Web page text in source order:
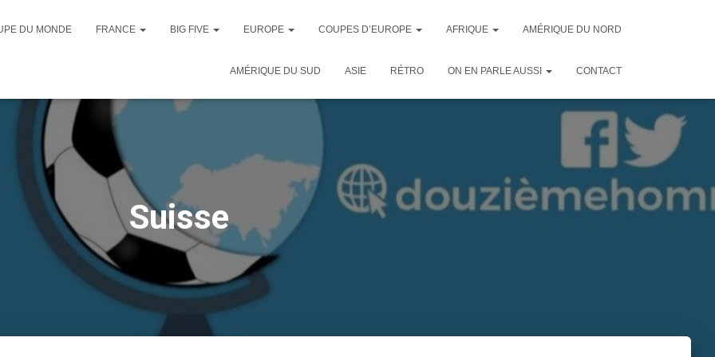
DU MONDE FRANCE BIG FIVE EUROPE COUPES D’EUROPE AFRIQUE AMÉRIQUE DU NORD
AMÉRIQUE DU SUD ASIE RÉTRO ON EN PARLE AUSSI CONTACT
Suisse